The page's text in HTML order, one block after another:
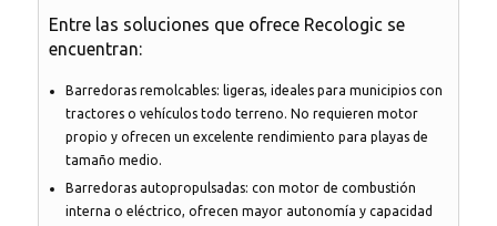
Entre las soluciones que ofrece Recologic se
encuentran:
Barredoras remolcables: ligeras, ideales para municipios con
tractores o vehículos todo terreno. No requieren motor
propio y ofrecen un excelente rendimiento para playas de
tamaño medio.
Barredoras autopropulsadas: con motor de combustión
interna o eléctrico, ofrecen mayor autonomía y capacidad